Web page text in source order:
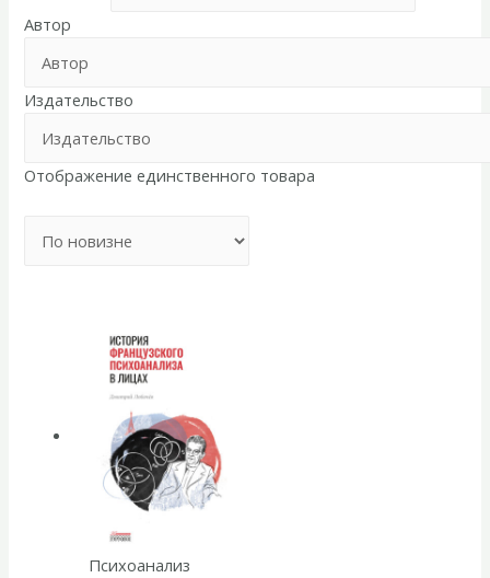
Автор
Издательство
Отображение единственного товара
Психоанализ